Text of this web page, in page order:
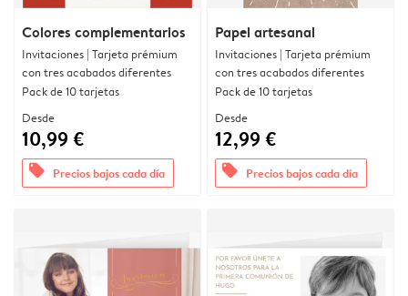
Colores complementarios
Invitaciones | Tarjeta prémium
con tres acabados diferentes
Pack de 10 tarjetas
Desde
10,99 €
offers Precios bajos cada día
Papel artesanal
Invitaciones | Tarjeta prémium
con tres acabados diferentes
Pack de 10 tarjetas
Desde
12,99 €
offers Precios bajos cada día